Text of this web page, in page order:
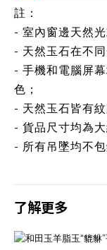
註：
- 室內窗邊天然
- 天然玉石在不
- 手機和電腦屏
色；
- 天然玉石皆有紋
- 貨品尺寸均為
- 所有吊墜均不包
了解更多